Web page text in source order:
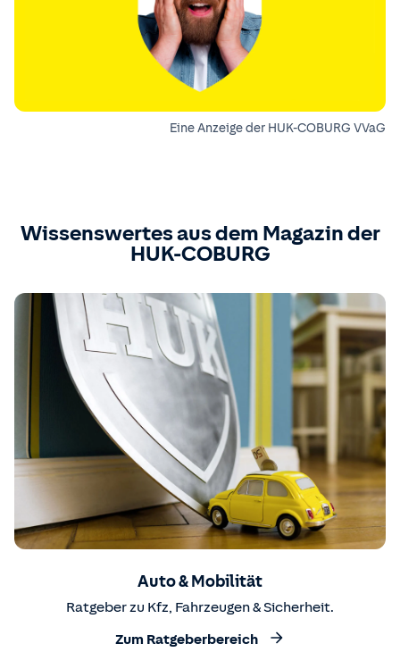
Eine Anzeige der HUK-COBURG VVaG
Wissenswertes aus dem Magazin der
HUK-COBURG
Auto & Mobilität
Ratgeber zu Kfz, Fahrzeugen & Sicherheit.
Zum Ratgeberbereich